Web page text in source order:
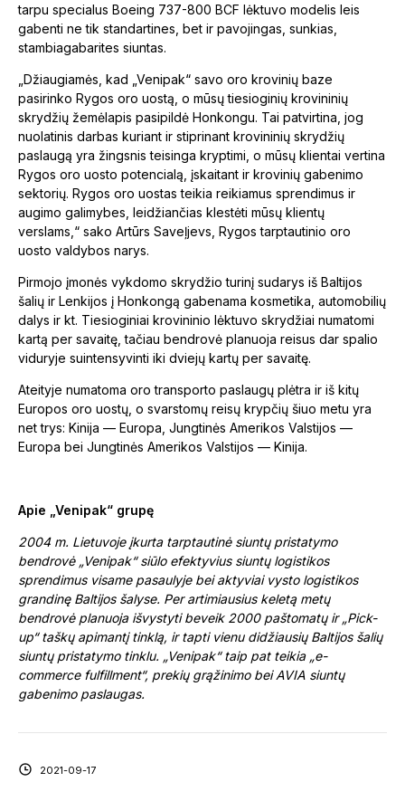
tarpu specialus Boeing 737-800 BCF lėktuvo modelis leis
gabenti ne tik standartines, bet ir pavojingas, sunkias,
stambiagabarites siuntas.
„Džiaugiamės, kad „Venipak“ savo oro krovinių baze
pasirinko Rygos oro uostą, o mūsų tiesioginių krovininių
skrydžių žemėlapis pasipildė Honkongu. Tai patvirtina, jog
nuolatinis darbas kuriant ir stiprinant krovininių skrydžių
paslaugą yra žingsnis teisinga kryptimi, o mūsų klientai vertina
Rygos oro uosto potencialą, įskaitant ir krovinių gabenimo
sektorių. Rygos oro uostas teikia reikiamus sprendimus ir
augimo galimybes, leidžiančias klestėti mūsų klientų
verslams,“ sako Artūrs Saveļjevs, Rygos tarptautinio oro
uosto valdybos narys.
Pirmojo įmonės vykdomo skrydžio turinį sudarys iš Baltijos
šalių ir Lenkijos į Honkongą gabenama kosmetika, automobilių
dalys ir kt. Tiesioginiai krovininio lėktuvo skrydžiai numatomi
kartą per savaitę, tačiau bendrovė planuoja reisus dar spalio
viduryje suintensyvinti iki dviejų kartų per savaitę.
Ateityje numatoma oro transporto paslaugų plėtra ir iš kitų
Europos oro uostų, o svarstomų reisų krypčių šiuo metu yra
net trys: Kinija — Europa, Jungtinės Amerikos Valstijos —
Europa bei Jungtinės Amerikos Valstijos — Kinija.
Apie „Venipak“ grupę
2004 m. Lietuvoje įkurta tarptautinė siuntų pristatymo
bendrovė „Venipak“ siūlo efektyvius siuntų logistikos
sprendimus visame pasaulyje bei aktyviai vysto logistikos
grandinę Baltijos šalyse. Per artimiausius keletą metų
bendrovė planuoja išvystyti beveik 2000 paštomatų ir „Pick-
up“ taškų apimantį tinklą, ir tapti vienu didžiausių Baltijos šalių
siuntų pristatymo tinklu. „Venipak“ taip pat teikia „e-
commerce fulfillment“, prekių grąžinimo bei AVIA siuntų
gabenimo paslaugas.
2021-09-17